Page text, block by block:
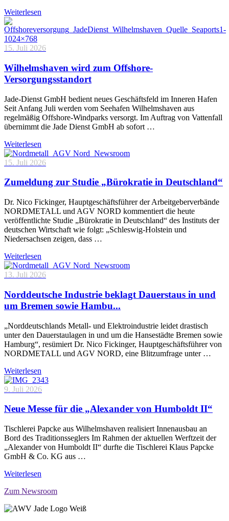
Weiterlesen
15. Juli 2026
Wilhelmshaven wird zum Offshore-
Versorgungsstandort
Jade-Dienst GmbH bedient neues Geschäftsfeld im Inneren Hafen
Seit Anfang Juli werden vom Seehafen Wilhelmshaven aus
regelmäßig Offshore-Windparks versorgt. Im Auftrag von Vattenfall
übernimmt die Jade Dienst GmbH ab sofort …
Weiterlesen
15. Juli 2026
Zumeldung zur Studie „Bürokratie in Deutschland“
Dr. Nico Fickinger, Hauptgeschäftsführer der Arbeitgeberverbände
NORDMETALL und AGV NORD kommentiert die heute
veröffentlichte Studie „Bürokratie in Deutschland“ des Instituts der
deutschen Wirtschaft wie folgt: „Schleswig-Holstein und
Niedersachsen zeigen, dass …
Weiterlesen
13. Juli 2026
Norddeutsche Industrie beklagt Dauerstaus in und
um Bremen sowie Hambu...
„Norddeutschlands Metall- und Elektroindustrie leidet drastisch
unter den Dauerstaulagen in und um die Hansestädte Bremen sowie
Hamburg“, resümiert Dr. Nico Fickinger, Hauptgeschäftsführer von
NORDMETALL und AGV NORD, eine Blitzumfrage unter …
Weiterlesen
9. Juli 2026
Neue Messe für die „Alexander von Humboldt II“
Tischlerei Papcke aus Wilhelmshaven realisiert Innenausbau an
Bord des Traditionsseglers Im Rahmen der aktuellen Werftzeit der
„Alexander von Humboldt II“ durfte die Tischlerei Klaus Papcke
GmbH & Co. KG aus …
Weiterlesen
Zum Newsroom